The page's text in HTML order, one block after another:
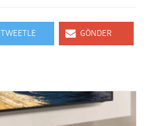
TWEETLE GÖNDER